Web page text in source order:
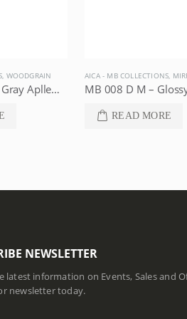
WOODGRAIN
MB 016 D N74 – Gray Apllewood, Aica – MB Collections
AICA - MB COLLECTIONS
READ MORE
NEWSLETTER
latest information on Events, Sales and
newsletter today.